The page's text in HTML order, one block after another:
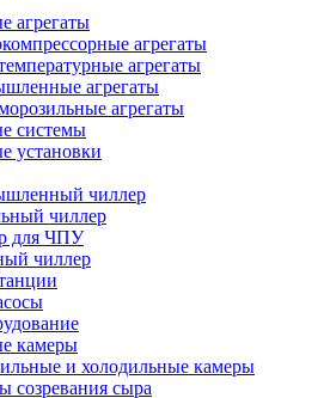
агрегаты
агрегаты
агрегаты
агрегаты
агрегаты
системы
установки
чиллер
чиллер
для ЧПУ
чиллер
камеры
и холодильные камеры
созревания сыра